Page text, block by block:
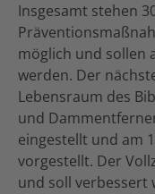
Insgesamt stehen
möglich und sollen
werden. Der
Lebensraum des
und
eingestellt und am
vorgestellt. Der
und soll verbessert